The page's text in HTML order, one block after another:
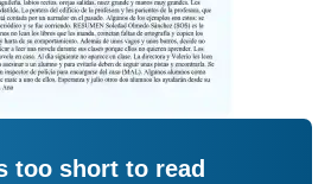
too short to read